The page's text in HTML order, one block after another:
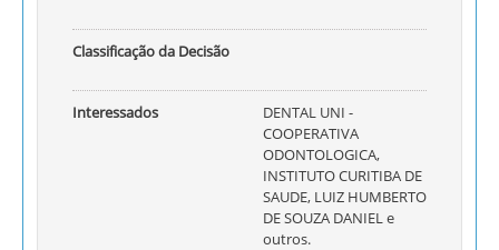
Classificação da Decisão
Interessados
DENTAL UNI -
COOPERATIVA
ODONTOLOGICA,
INSTITUTO CURITIBA DE
SAUDE, LUIZ HUMBERTO
DE SOUZA DANIEL e
outros.